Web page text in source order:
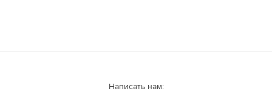
Написать нам: